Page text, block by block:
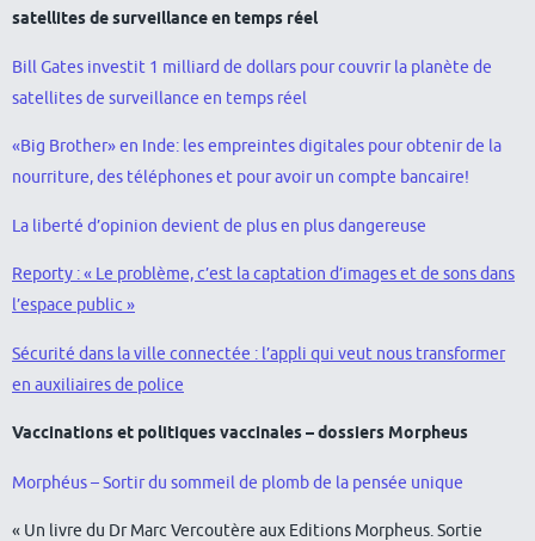
satellites de surveillance en temps réel
Bill Gates investit 1 milliard de dollars pour couvrir la planète de
satellites de surveillance en temps réel
«Big Brother» en Inde: les empreintes digitales pour obtenir de la
nourriture, des téléphones et pour avoir un compte bancaire!
La liberté d’opinion devient de plus en plus dangereuse
Reporty : « Le problème, c’est la captation d’images et de sons dans
l’espace public »
Sécurité dans la ville connectée : l’appli qui veut nous transformer
en auxiliaires de police
Vaccinations et politiques vaccinales – dossiers Morpheus
Morphéus – Sortir du sommeil de plomb de la pensée unique
« Un livre du Dr Marc Vercoutère aux Editions Morpheus. Sortie